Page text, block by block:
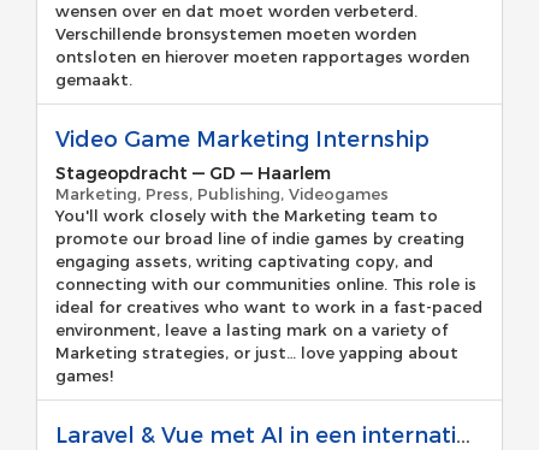
wensen over en dat moet worden verbeterd.
Verschillende bronsystemen moeten worden
ontsloten en hierover moeten rapportages worden
gemaakt.
Video Game Marketing Internship
Stageopdracht — GD — Haarlem
Marketing, Press, Publishing, Videogames
You'll work closely with the Marketing team to
promote our broad line of indie games by creating
engaging assets, writing captivating copy, and
connecting with our communities online. This role is
ideal for creatives who want to work in a fast-paced
environment, leave a lasting mark on a variety of
Marketing strategies, or just… love yapping about
games!
Laravel & Vue met AI in een internationaal team.